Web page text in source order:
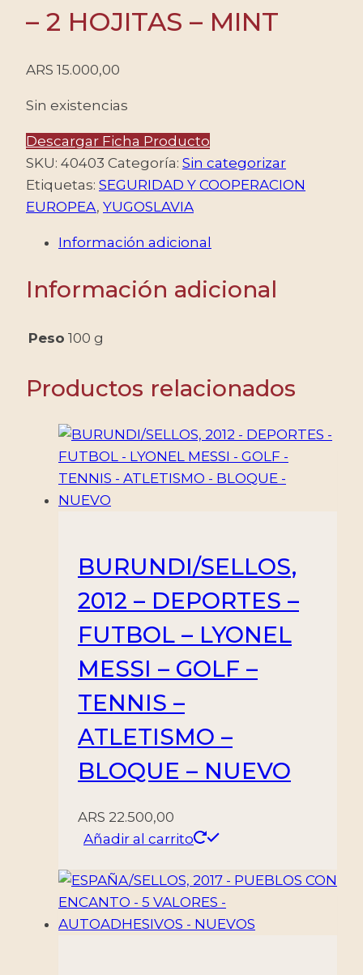
– 2 HOJITAS – MINT
ARS 15.000,00
Sin existencias
Descargar Ficha Producto
SKU: 40403 Categoría: Sin categorizar
Etiquetas: SEGURIDAD Y COOPERACION
EUROPEA, YUGOSLAVIA
Información adicional
Información adicional
Peso 100 g
Productos relacionados
BURUNDI/SELLOS,
2012 – DEPORTES –
FUTBOL – LYONEL
MESSI – GOLF –
TENNIS –
ATLETISMO –
BLOQUE – NUEVO
ARS 22.500,00
Añadir al carrito